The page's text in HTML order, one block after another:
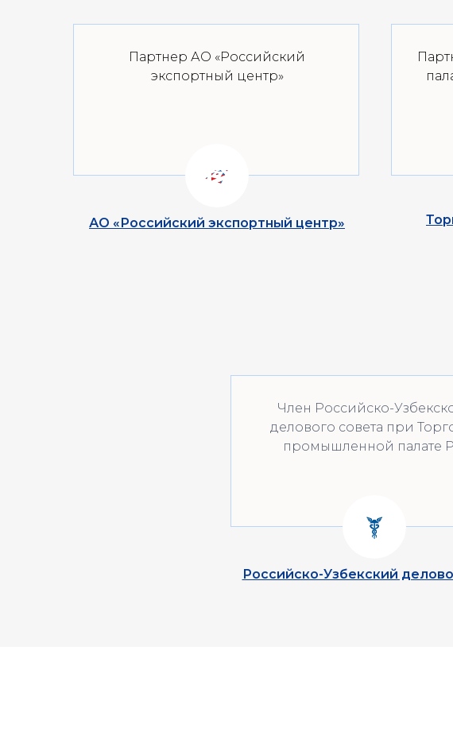
АО «Российский экспортный центр»
Партнер АО «Российский
экспортный центр»
Российско-Узбекский
Член Российско-
делового совета при
промышленной палате